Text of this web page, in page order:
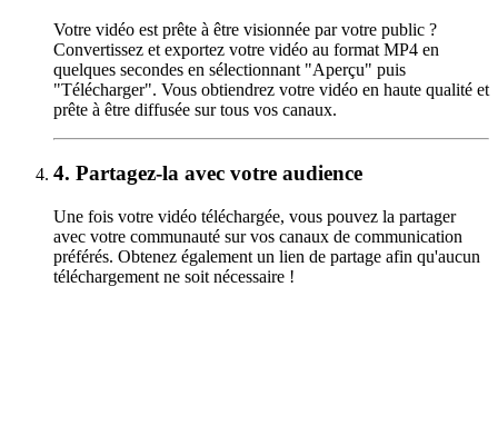
Votre vidéo est prête à être visionnée par votre public ?
Convertissez et exportez votre vidéo au format MP4 en
quelques secondes en sélectionnant "Aperçu" puis
"Télécharger". Vous obtiendrez votre vidéo en haute qualité et
prête à être diffusée sur tous vos canaux.
4. Partagez-la avec votre audience
Une fois votre vidéo téléchargée, vous pouvez la partager
avec votre communauté sur vos canaux de communication
préférés. Obtenez également un lien de partage afin qu'aucun
téléchargement ne soit nécessaire !